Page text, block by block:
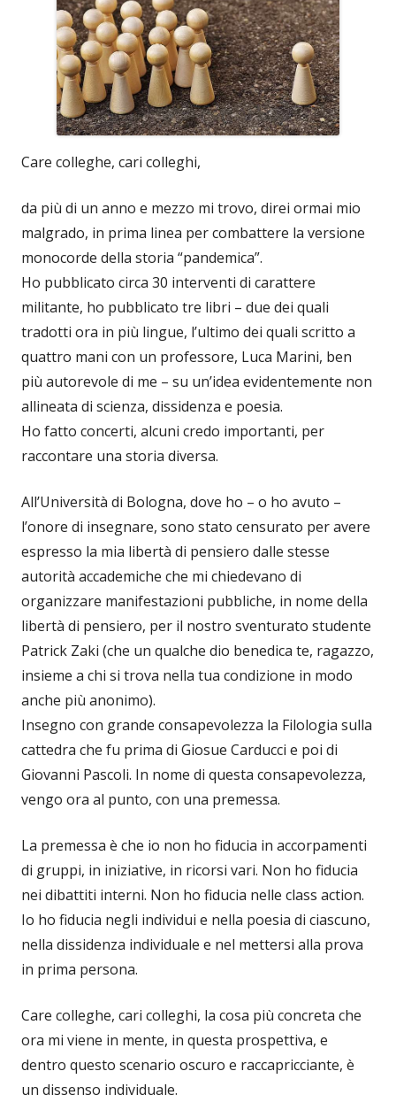
Care colleghe, cari colleghi,
da più di un anno e mezzo mi trovo, direi ormai mio
malgrado, in prima linea per combattere la versione
monocorde della storia “pandemica”.
Ho pubblicato circa 30 interventi di carattere
militante, ho pubblicato tre libri – due dei quali
tradotti ora in più lingue, l’ultimo dei quali scritto a
quattro mani con un professore, Luca Marini, ben
più autorevole di me – su un’idea evidentemente non
allineata di scienza, dissidenza e poesia.
Ho fatto concerti, alcuni credo importanti, per
raccontare una storia diversa.
All’Università di Bologna, dove ho – o ho avuto –
l’onore di insegnare, sono stato censurato per avere
espresso la mia libertà di pensiero dalle stesse
autorità accademiche che mi chiedevano di
organizzare manifestazioni pubbliche, in nome della
libertà di pensiero, per il nostro sventurato studente
Patrick Zaki (che un qualche dio benedica te, ragazzo,
insieme a chi si trova nella tua condizione in modo
anche più anonimo).
Insegno con grande consapevolezza la Filologia sulla
cattedra che fu prima di Giosue Carducci e poi di
Giovanni Pascoli. In nome di questa consapevolezza,
vengo ora al punto, con una premessa.
La premessa è che io non ho fiducia in accorpamenti
di gruppi, in iniziative, in ricorsi vari. Non ho fiducia
nei dibattiti interni. Non ho fiducia nelle class action.
Io ho fiducia negli individui e nella poesia di ciascuno,
nella dissidenza individuale e nel mettersi alla prova
in prima persona.
Care colleghe, cari colleghi, la cosa più concreta che
ora mi viene in mente, in questa prospettiva, e
dentro questo scenario oscuro e raccapricciante, è
un dissenso individuale.